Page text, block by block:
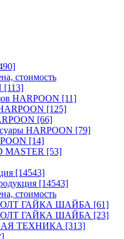
[113]
HARPOON [11]
[125]
[66]
HARPOON [79]
[14]
MASTER [53]
[14543]
[14543]
ГАЙКА ШАЙБА [61]
ГАЙКА ШАЙБА [23]
ТЕХНИКА [313]